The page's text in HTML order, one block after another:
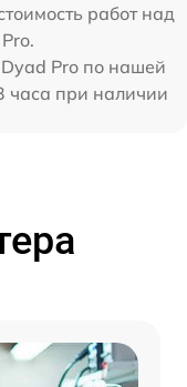
работ над
Pro по нашей
часа при наличии